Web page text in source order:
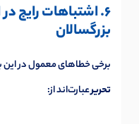
6. اشتباهات رایج
بزرگسالان
برخی خطاهای معمول در
تحریرعبارت‌اند از: